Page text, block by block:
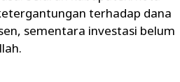
terhadap dana
sementara investasi belum